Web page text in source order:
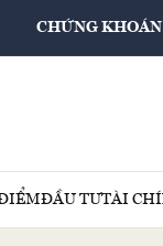
CHỨNG KHOÁN
ĐẦU TƯTÀI